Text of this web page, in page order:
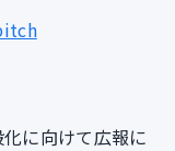
に向けて広報に